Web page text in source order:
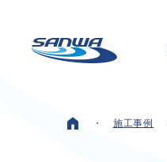
施工事例